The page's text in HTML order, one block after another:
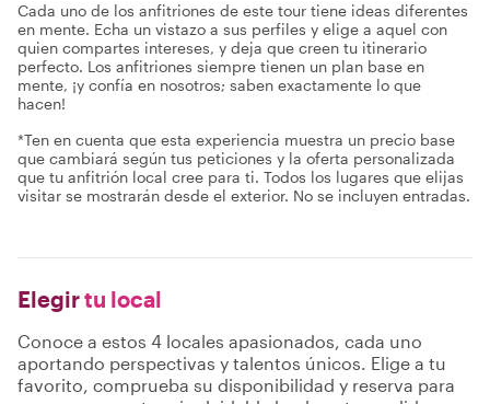
Cada uno de los anfitriones de este tour tiene ideas diferentes
en mente. Echa un vistazo a sus perfiles y elige a aquel con
quien compartes intereses, y deja que creen tu itinerario
perfecto. Los anfitriones siempre tienen un plan base en
mente, ¡y confía en nosotros; saben exactamente lo que
hacen!
*Ten en cuenta que esta experiencia muestra un precio base
que cambiará según tus peticiones y la oferta personalizada
que tu anfitrión local cree para ti. Todos los lugares que elijas
visitar se mostrarán desde el exterior. No se incluyen entradas.
Elegirtu local
Conoce a estos 4 locales apasionados, cada uno
aportando perspectivas y talentos únicos. Elige a tu
favorito, comprueba su disponibilidad y reserva para